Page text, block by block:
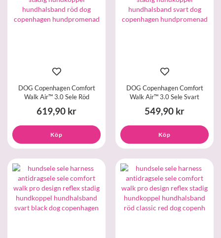
DOG Copenhagen Comfort
Walk Air™ 3.0 Sele Röd
619,90 kr
Köp
DOG Copenhagen Comfort
Walk Air™ 3.0 Sele Svart
549,90 kr
Köp